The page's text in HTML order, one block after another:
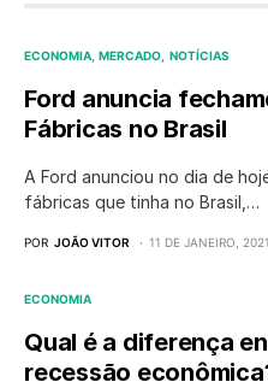
ECONOMIA MERCADO NOTÍCIAS
Ford anuncia
Fábricas no Brasil
A Ford anunciou no dia de
fábricas que tinha no Brasil,…
POR JOÃO VITOR 11 DE JANEIRO, 2021
ECONOMIA
Qual é a diferença
recessão